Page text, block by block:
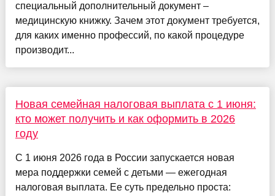
специальный дополнительный документ –
медицинскую книжку. Зачем этот документ требуется,
для каких именно профессий, по какой процедуре
производит...
Новая семейная налоговая выплата с 1 июня:
кто может получить и как оформить в 2026
году
С 1 июня 2026 года в России запускается новая
мера поддержки семей с детьми — ежегодная
налоговая выплата. Ее суть предельно проста: